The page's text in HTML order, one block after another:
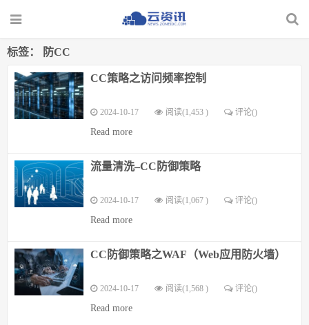
标签： 防CC
CC策略之访问频率控制
2024-10-17 阅读(1,453 ) 评论()
Read more
流量清洗–CC防御策略
2024-10-17 阅读(1,067 ) 评论()
Read more
CC防御策略之WAF（Web应用防火墙）
2024-10-17 阅读(1,568 ) 评论()
Read more